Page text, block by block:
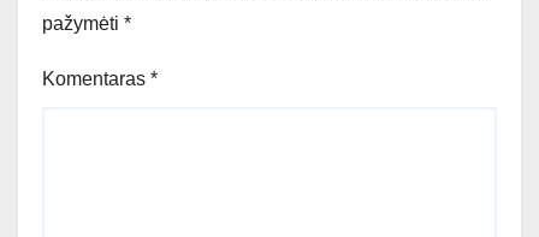
pažymėti *
Komentaras *